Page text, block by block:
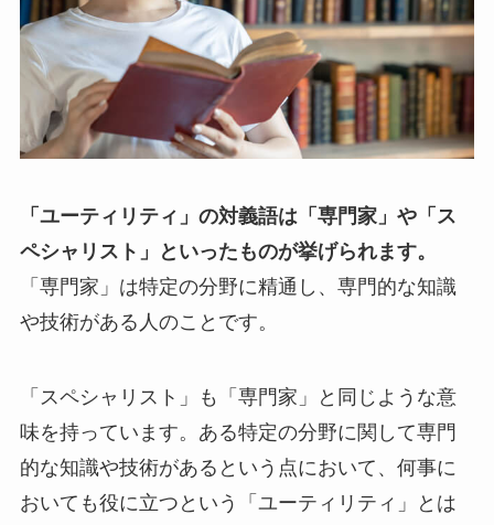
「ユーティリティ」の対義語は「専門家」や「ス
ペシャリスト」といったものが挙げられます。
「専門家」は特定の分野に精通し、専門的な知識
や技術がある人のことです。
「スペシャリスト」も「専門家」と同じような意
味を持っています。ある特定の分野に関して専門
的な知識や技術があるという点において、何事に
おいても役に立つという「ユーティリティ」とは